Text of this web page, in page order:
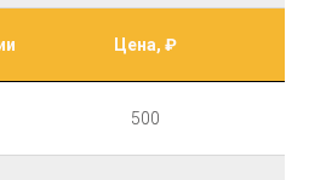
Цена, ₽
500